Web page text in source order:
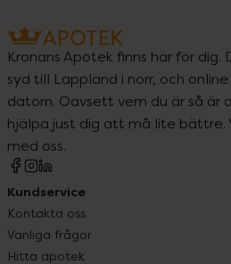
Kronans Apotek finns här för dig.
syd till Lappland i norr, och
datorn. Oavsett vem du är så
hjälpa just dig att må lite bättre.
med oss.
Kundservice
Kontakta oss
Vanliga frågor
Hitta apotek